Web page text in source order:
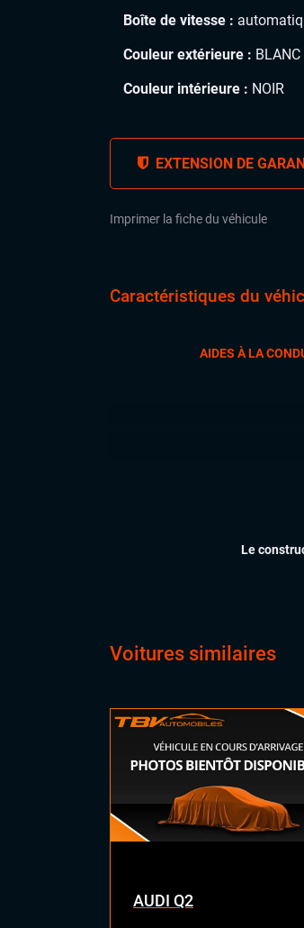
Boîte de vitesse :
Couleur extérieure : BLANC
Couleur intérieure : NOIR
EXTENSION DE
Imprimer la fiche du véhicule
Caractéristiques du
AIDES À LA
Le
Voitures similaires
AUDI Q2